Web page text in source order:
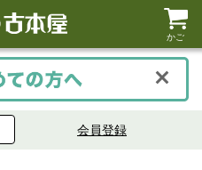
かご
会員登録